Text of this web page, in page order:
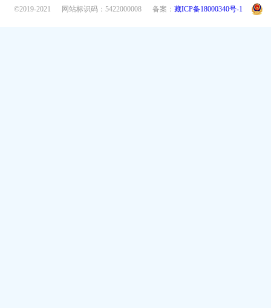
©2019-2021
网站标识码：5422000008 备案： 藏ICP备18000340号-1